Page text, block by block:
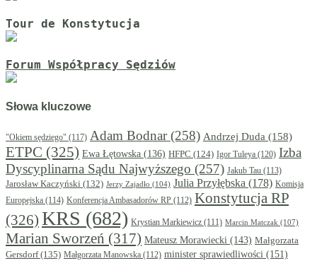
Tour de Konstytucja
Forum Współpracy Sędziów
Słowa kluczowe
"Okiem sędziego" (117) Adam Bodnar(258) Andrzej Duda (158)
ETPC (325) Ewa Łętowska (136) HFPC (124) Igor Tuleya (120) Izba
Dyscyplinarna Sądu Najwyższego (257) Jakub Tau (113)
Jarosław Kaczyński (132) Jerzy Zajadło (104) Julia Przyłębska (178) Komisja
Europejska (114) Konferencja Ambasadorów RP (112) Konstytucja RP
(326) KRS (682) Krystian Markiewicz (111) Marcin Matczak (107)
Marian Sworzeń (317) Mateusz Morawiecki (143) Małgorzata
Gersdorf(135) Małgorzata Manowska (112) minister sprawiedliwości (151)